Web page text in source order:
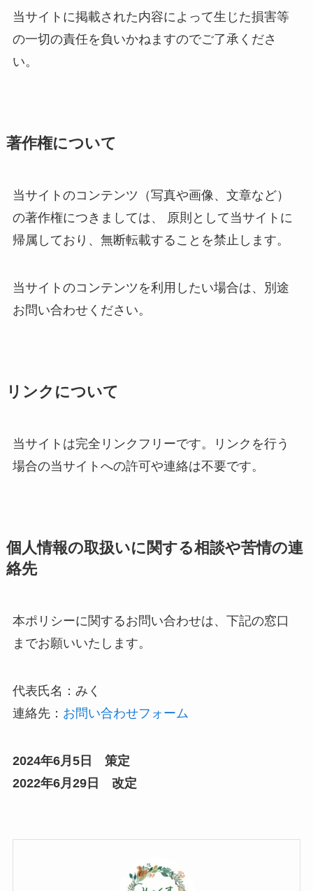
当サイトに掲載された内容によって生じた損害等
の一切の責任を負いかねますのでご了承くださ
い。
著作権について
当サイトのコンテンツ（写真や画像、文章など）
の著作権につきましては、 原則として当サイトに
帰属しており、無断転載することを禁止します。
当サイトのコンテンツを利用したい場合は、別途
お問い合わせください。
リンクについて
当サイトは完全リンクフリーです。リンクを行う
場合の当サイトへの許可や連絡は不要です。
個人情報の取扱いに関する相談や苦情の連
絡先
本ポリシーに関するお問い合わせは、下記の窓口
までお願いいたします。
代表氏名：みく
連絡先： お問い合わせフォーム
2024年6月5日 策定
2022年6月29日 改定